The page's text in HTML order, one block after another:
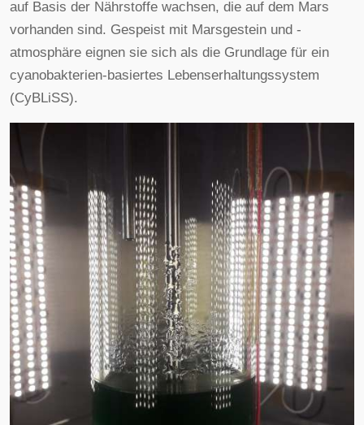
auf Basis der Nährstoffe wachsen, die auf dem Mars
vorhanden sind. Gespeist mit Marsgestein und -
atmosphäre eignen sie sich als die Grundlage für ein
cyanobakterien-basiertes Lebenserhaltungssystem
(CyBLiSS).